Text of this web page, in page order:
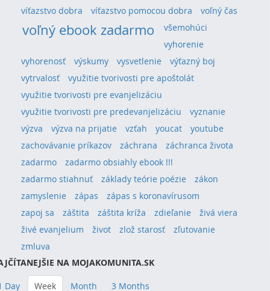
víťazstvo dobra
víťazstvo pomocou dobra voľný čas
voľný ebook zadarmo
všemohúci
vyhorenie
vyhorenosť
výskumy vysvetlenie
výťazný boj
vytrvalosť
využitie tvorivosti pre apoštolát
využitie tvorivosti pre evanjelizáciu
využitie tvorivosti pre predevanjelizáciu
vyznanie
výzva
výzva na prijatie vzťah youcat
youtube
zachovávanie príkazov
záchrana
záchranca života
zadarmo
zadarmo obsiahly ebook !!!
zadarmo stiahnuť
základy teórie poézie
zákon
zamyslenie
zápas
zápas s koronavírusom
zapoj sa
záštita záštita kríža zdieľanie
živá viera
živé evanjelium
život zlož starosť
zľutovanie
zmluva
NA MOJAKOMUNITA.SK
Day Week Month 3 Months